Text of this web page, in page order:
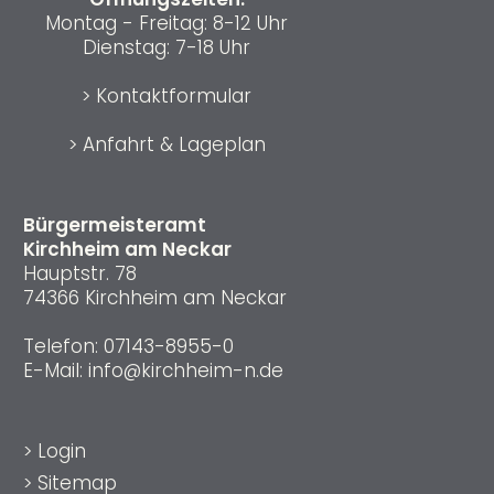
Bürgermeisteramt
Kirchheim am Neckar
Hauptstr. 78
74366 Kirchheim am Neckar
Telefon: 07143-8955-0
E-Mail: info@kirchheim-n.de
Montag - Freitag: 8-12 Uhr
Dienstag: 7-18 Uhr
> Kontaktformular
> Anfahrt & Lageplan
> Login
> Sitemap